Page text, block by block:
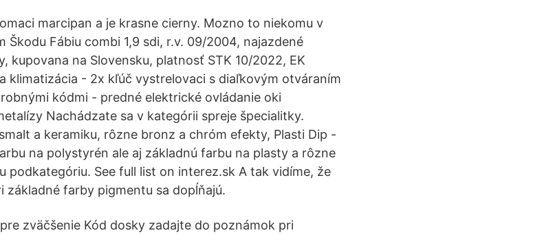
marcipan a je krasne cierny. Mozno to niekomu v
Škodu Fábiu combi 1,9 sdi, r.v. 09/2004, najazdené
kupovana na Slovensku, platnosť STK 10/2022, EK
klimatizácia - 2x kľúč vystrelovaci s diaľkovým otváraním
kódmi - predné elektrické ovládanie oki
Nachádzate sa v kategórii spreje špecialitky.
a keramiku, rôzne bronz a chróm efekty, Plasti Dip -
na polystyrén ale aj základnú farbu na plasty a rôzne
podkategóriu. See full list on interez.sk A tak vidíme, že
farby pigmentu sa dopĺňajú.
zväčšenie Kód dosky zadajte do poznámok pri